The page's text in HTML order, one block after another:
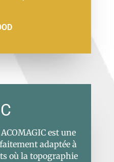
est une
adaptée à
où la topographie